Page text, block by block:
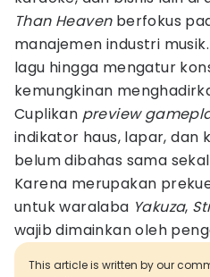
Than Heavenberfokus
manajemen industri
lagu hingga mengatur
kemungkinan
Cuplikan preview
indikator haus, lapar, dan
belum dibahas sama
Karena merupakan
untuk waralaba Yakuza,
wajib dimainkan oleh
This article is written by our